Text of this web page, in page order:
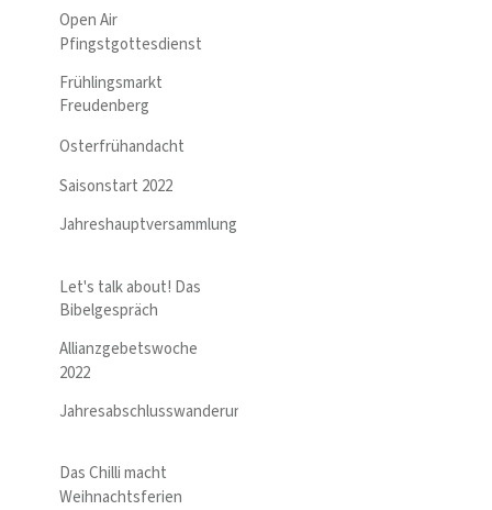
Open Air
Pfingstgottesdienst
Frühlingsmarkt
Freudenberg
Osterfrühandacht
Saisonstart 2022
Jahreshauptversammlung
Let's talk about! Das
Bibelgespräch
Allianzgebetswoche
2022
Jahresabschlusswanderung
Das Chilli macht
Weihnachtsferien